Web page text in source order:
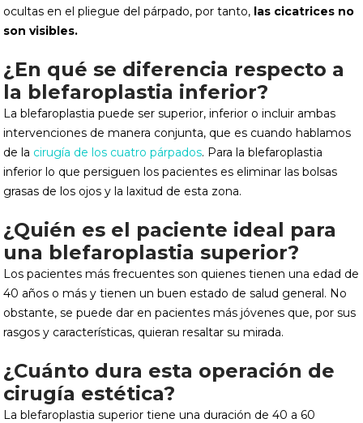
ocultas en el pliegue del párpado, por tanto, las cicatrices no
son visibles.
¿En qué se diferencia respecto a
la blefaroplastia inferior?
La blefaroplastia puede ser superior, inferior o incluir ambas
intervenciones de manera conjunta, que es cuando hablamos
de la cirugía de los cuatro párpados. Para la blefaroplastia
inferior lo que persiguen los pacientes es eliminar las bolsas
grasas de los ojos y la laxitud de esta zona.
¿Quién es el paciente ideal para
una blefaroplastia superior?
Los pacientes más frecuentes son quienes tienen una edad de
40 años o más y tienen un buen estado de salud general. No
obstante, se puede dar en pacientes más jóvenes que, por sus
rasgos y características, quieran resaltar su mirada.
¿Cuánto dura esta operación de
cirugía estética?
La blefaroplastia superior tiene una duración de 40 a 60